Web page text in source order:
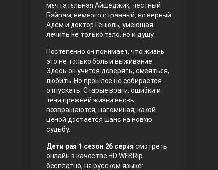
мечтательная Айшеджик, честный
Байрам, немного странный, но верный
Адем и доктор Гёнюль, умеющая
лечить не только тело, но и душу.
Постепенно он понимает, что жизнь
это не только боль и выживание.
Здесь он учится доверять, смеяться,
любить. Но прошлое не собирается
отпускать. Старые враги, ошибки и
тени прежней жизни вновь
возвращаются, напоминая, какой
ценой достаётся шанс на новую
судьбу.
Дети рая 1 сезон 26 серия смотреть
онлайн в качестве HD WEBRip
бесплатно, на русском языке: